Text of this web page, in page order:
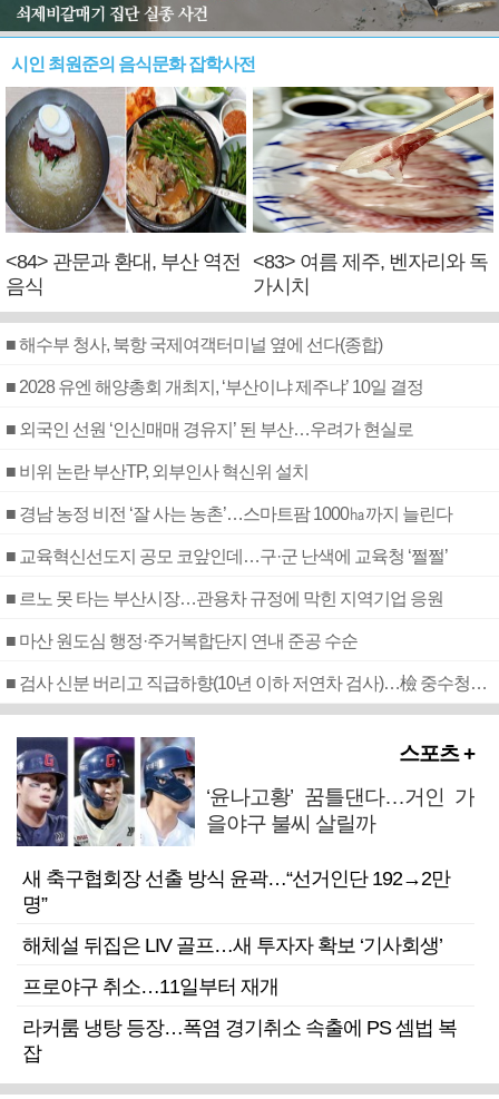
시인 최원준의 음식문화 잡학사전
<84> 관문과 환대, 부산 역전
음식
<83> 여름 제주, 벤자리와 독
가시치
■ 해수부 청사, 북항 국제여객터미널 옆에 선다(종합)
■ 2028 유엔 해양총회 개최지, ‘부산이냐 제주냐’ 10일 결정
■ 외국인 선원 ‘인신매매 경유지’ 된 부산…우려가 현실로
■ 비위 논란 부산TP, 외부인사 혁신위 설치
■ 경남 농정 비전 ‘잘 사는 농촌’…스마트팜 1000㏊까지 늘린다
■ 교육혁신선도지 공모 코앞인데…구·군 난색에 교육청 ‘쩔쩔’
■ 르노 못 타는 부산시장…관용차 규정에 막힌 지역기업 응원
■ 마산 원도심 행정·주거복합단지 연내 준공 수순
■ 검사 신분 버리고 직급하향(10년 이하 저연차 검사)…檢 중수청행 기피
스포츠 +
‘윤나고황’ 꿈틀댄다…거인 가
을야구 불씨 살릴까
새 축구협회장 선출 방식 윤곽…“선거인단 192→2만
명”
해체설 뒤집은 LIV 골프…새 투자자 확보 ‘기사회생’
프로야구 취소…11일부터 재개
라커룸 냉탕 등장…폭염 경기취소 속출에 PS 셈법 복
잡